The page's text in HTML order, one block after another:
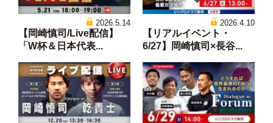
2026.5.14
【岡崎慎司/Live配信】
「W杯＆日本代表...
2026.4.10
【リアルイベント・
6/27】岡崎慎司×長谷...